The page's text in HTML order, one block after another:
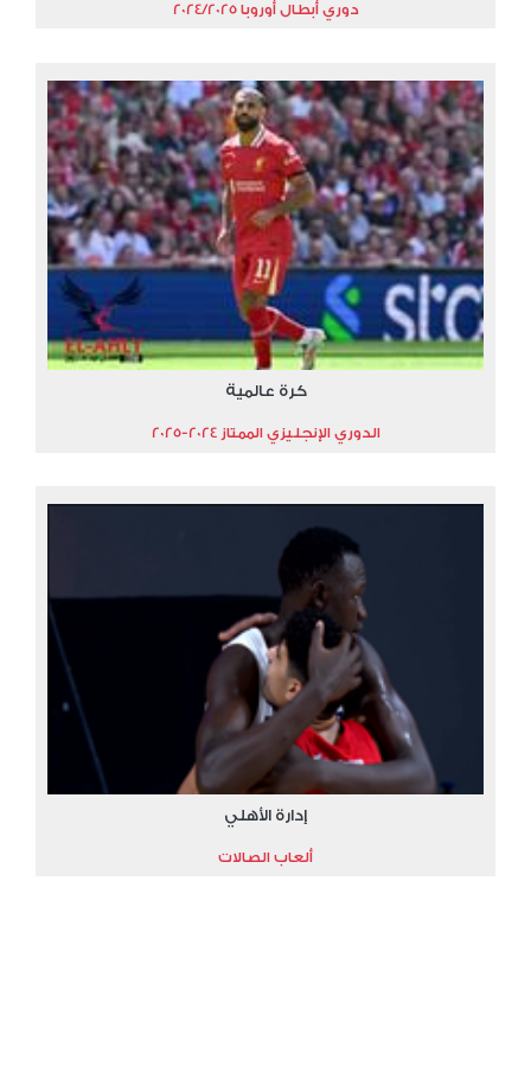
دوري أبطال أوروبا 2024/2025
كرة عالمية
الدوري الإنجليزي الممتاز 2024-2025
إدارة الأهلي
ألعاب الصالات